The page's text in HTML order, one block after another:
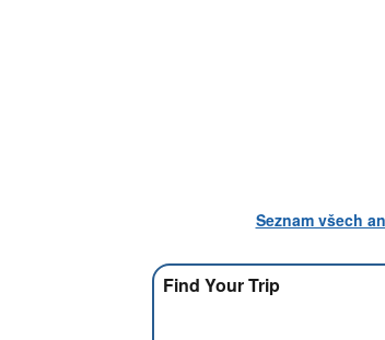
Seznam všech
Find Your Trip